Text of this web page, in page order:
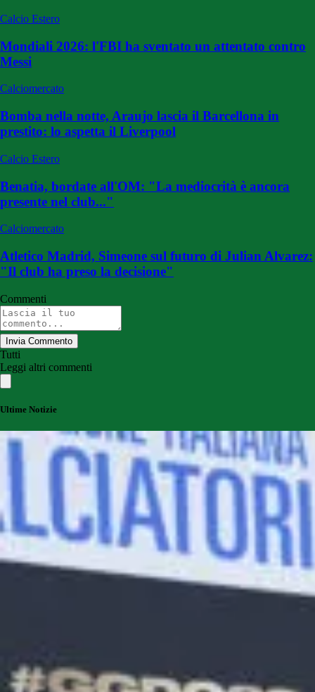
Calcio Estero
Mondiali 2026: l'FBI ha sventato un attentato contro
Messi
Calciomercato
Bomba nella notte, Araujo lascia il Barcellona in
prestito: lo aspetta il Liverpool
Calcio Estero
Benatia, bordate all'OM: "La mediocrità è ancora
presente nel club..."
Calciomercato
Atletico Madrid, Simeone sul futuro di Julian Alvarez:
"Il club ha preso la decisione"
Commenti
Invia Commento
Tutti
Leggi altri commenti
Ultime Notizie